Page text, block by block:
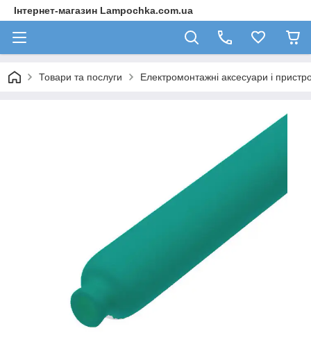
Інтернет-магазин Lampochka.com.ua
Товари та послуги Електромонтажні аксесуари і